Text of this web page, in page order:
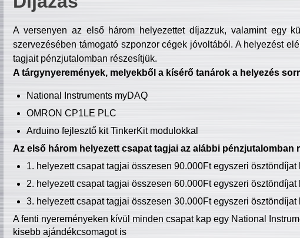
A versenyen az első három helyezettet díjazzuk, valamint egy
szervezésében támogató szponzor cégek jóvoltából. A helyezést
tagjait pénzjutalomban részesítjük.
A tárgynyeremények, melyekből a kísérő tanárok a helyezés
National Instruments myDAQ
OMRON CP1LE PLC
Arduino fejlesztő kit TinkerKit modulokkal
Az első három helyezett csapat tagjai az alábbi pénzjutalomban
1. helyezett csapat tagjai összesen 90.000Ft egyszeri ösztöndíjat
2. helyezett csapat tagjai összesen 60.000Ft egyszeri ösztöndíjat
3. helyezett csapat tagjai összesen 30.000Ft egyszeri ösztöndíjat
A fenti nyereményeken kívül minden csapat kap egy National
kisebb ajándékcsomagot is